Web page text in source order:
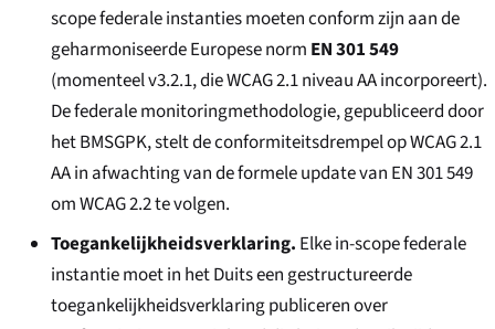
scope federale instanties moeten conform zijn aan de
geharmoniseerde Europese norm EN 301 549
(momenteel v3.2.1, die WCAG 2.1 niveau AA incorporeert).
De federale monitoringmethodologie, gepubliceerd door
het BMSGPK, stelt de conformiteitsdrempel op WCAG 2.1
AA in afwachting van de formele update van EN 301 549
om WCAG 2.2 te volgen.
Toegankelijkheidsverklaring. Elke in-scope federale
instantie moet in het Duits een gestructureerde
toegankelijkheidsverklaring publiceren over